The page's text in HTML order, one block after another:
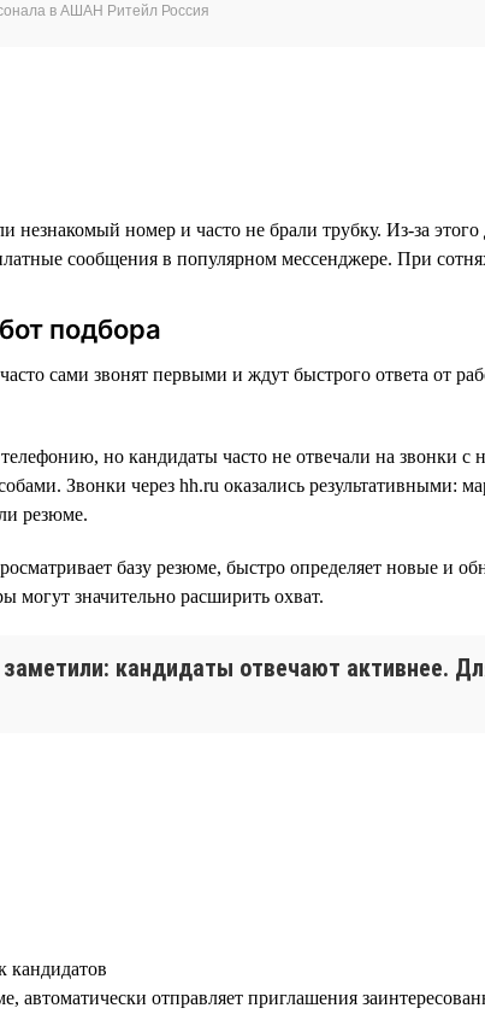
в АШАН Ритейл Россия
номер и часто не брали трубку. Из-за
сообщения в популярном мессенджере. При
подбора
сами звонят первыми и ждут быстрого ответа от
но кандидаты часто не отвечали на звонки
Звонки через hh.ru оказались результативными:
резюме.
базу резюме, быстро определяет новые и
могут значительно расширить охват.
кандидаты отвечают активнее.
кандидатов
отправляет приглашения